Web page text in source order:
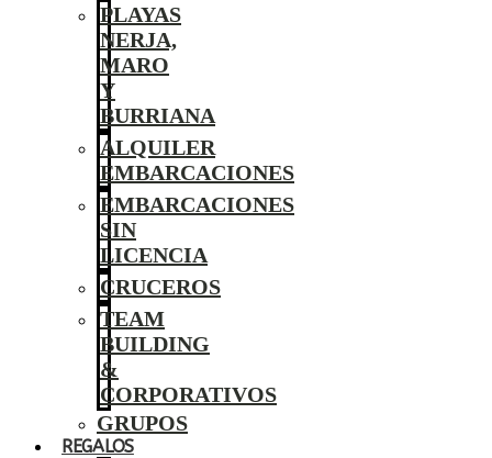
PLAYAS
NERJA,
MARO
Y
BURRIANA
ALQUILER
EMBARCACIONES
EMBARCACIONES
SIN
LICENCIA
CRUCEROS
TEAM
BUILDING
&
CORPORATIVOS
GRUPOS
REGALOS